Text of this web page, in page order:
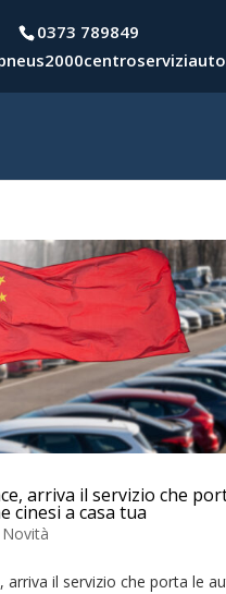
0373 789849
arriva il servizio che
cinesi a casa tua
Novità
arriva il servizio che porta le